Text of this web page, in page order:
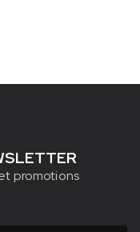
promotions